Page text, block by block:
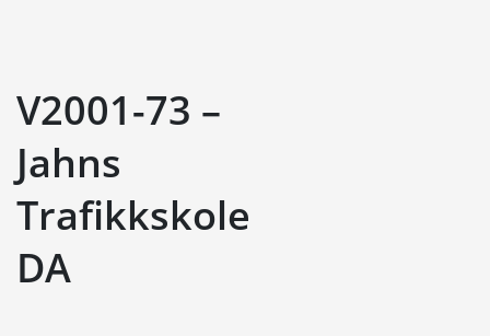
V2001-73 –
Jahns
Trafikkskole
DA